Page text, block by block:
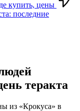
купить, цены
последние
теракта
из «Крокуса» в